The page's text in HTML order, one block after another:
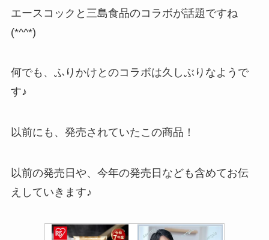
エースコックと三島食品のコラボが話題ですね
(*^^*)
何でも、ふりかけとのコラボは久しぶりなようで
す♪
以前にも、発売されていたこの商品！
以前の発売日や、今年の発売日なども含めてお伝
えしていきます♪